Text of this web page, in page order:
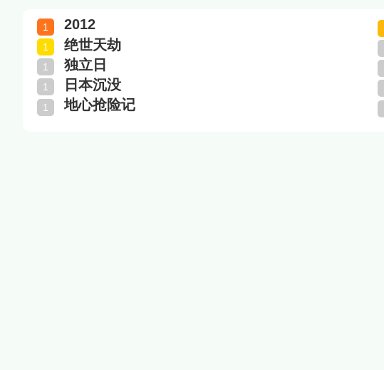
2012
绝世天劫
独立日
日本沉没
地心抢险记